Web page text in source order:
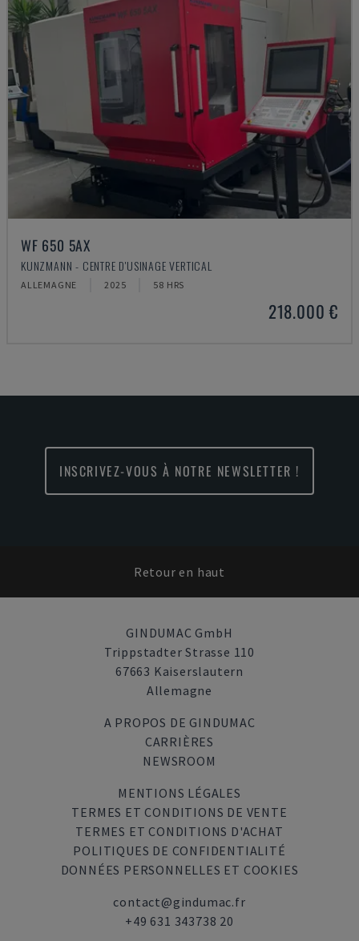
WF 650 5AX
KUNZMANN - CENTRE D'USINAGE VERTICAL
ALLEMAGNE 2025 58 HRS
218.000 €
INSCRIVEZ-VOUS À NOTRE NEWSLETTER !
Retour en haut
GINDUMAC GmbH
Trippstadter Strasse 110
67663 Kaiserslautern
Allemagne
A PROPOS DE GINDUMAC
CARRIÈRES
NEWSROOM
MENTIONS LÉGALES
TERMES ET CONDITIONS DE VENTE
TERMES ET CONDITIONS D'ACHAT
POLITIQUES DE CONFIDENTIALITÉ
DONNÉES PERSONNELLES ET COOKIES
contact@gindumac.fr
+49 631 343738 20